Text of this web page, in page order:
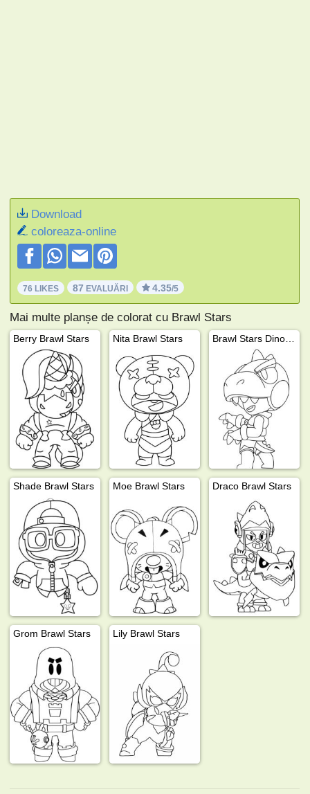
Download
coloreaza-online
76 LIKES 87 EVALUĂRI 4.35/5
Mai multe planșe de colorat cu Brawl Stars
Berry Brawl Stars Nita Brawl Stars
Shade Brawl Stars Moe Brawl Stars Draco Brawl Stars
Grom Brawl Stars Lily Brawl Stars